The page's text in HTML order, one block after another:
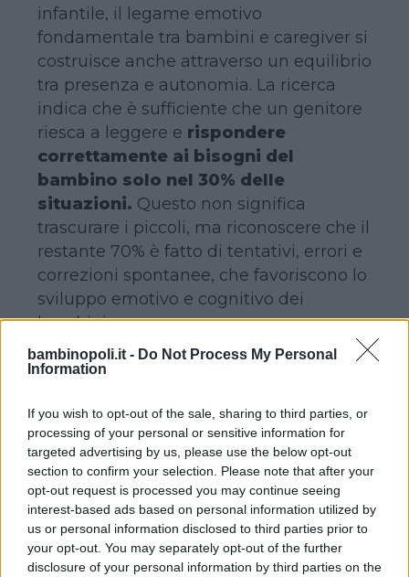
bambinopoli.it - Do Not Process My Personal
Information
If you wish to opt-out of the sale, sharing to third parties, or
processing of your personal or sensitive information for
targeted advertising by us, please use the below opt-out
section to confirm your selection. Please note that after your
opt-out request is processed you may continue seeing
interest-based ads based on personal information utilized by
us or personal information disclosed to third parties prior to
your opt-out. You may separately opt-out of the further
disclosure of your personal information by third parties on the
infantile, il legame emotivo
fondamentale tra bambini e caregiver si
costruisce anche attraverso un equilibrio
tra presenza e autonomia. La ricerca
indica che è sufficiente che un genitore
riesca a leggere e rispondere
correttamente ai bisogni del
bambino solo nel 30% delle
situazioni. Questo non significa
trascurare i piccoli, ma riconoscere che il
restante 70% è fatto di tentativi, errori e
correzioni spontanee, che favoriscono lo
sviluppo emotivo e cognitivo dei
bambini.
Questa prospettiva aiuta a superare la
causa di stress e ansia nei genitori, e
sostiene l’importanza di lasciare che i
figli sperimentino qualche difficoltà
quotidiana, come un compito difficile,
una discussione o un piccolo errore.
Questi episodi rappresentano infatti
il terreno su cui si costruisce la